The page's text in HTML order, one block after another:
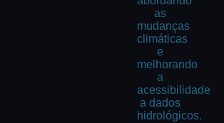
as
mudanças
climáticas
e
melhorando
a
acessibilidade
a dados
hidrológicos.